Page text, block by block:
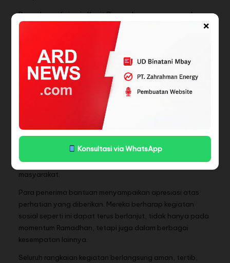
×
Konsultasi via WhatsApp
Penyaluran dipimpin Kanit Binmas bersama personel
sebagai bagian dari upaya menjangkau kelompok
masyarakat rentan yang membutuhkan perhatian khusus.
Membangun Kepercayaan Publik
Program bansos Ramadhan ini menjadi bagian dari
strategi pendekatan sosial Polres Rohul dalam
membangun kepercayaan publik (public trust). Di tengah
dinamika sosial masyarakat, pendekatan humanis dinilai
efektif memperkuat sinergi antara Polri dan warga.
Selain menjaga stabilitas keamanan selama bulan suci,
jajaran Polres Rohul juga berupaya memastikan nilai
kebersamaan dan kepedulian tetap tumbuh di tengah
masyarakat.
Para penerima bantuan menyampaikan apresiasi atas
perhatian yang diberikan. Mereka berharap kegiatan
sosial seperti ini dapat terus berlanjut, tidak hanya pada
momentum Ramadhan, tetapi juga dalam berbagai
kesempatan lainnya.
Seluruh rangkaian kegiatan berlangsung aman, tertib,